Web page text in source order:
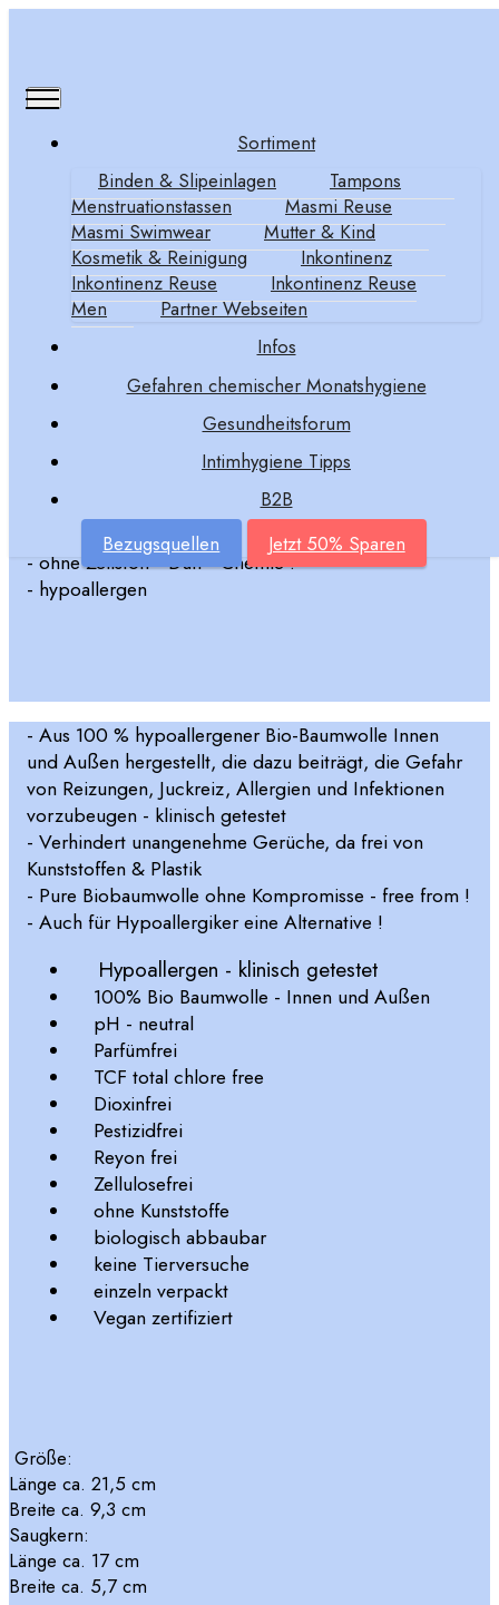
Sortiment
Binden & Slipeinlagen
Tampons
Menstruationstassen
Masmi Reuse
Masmi Swimwear
Mutter & Kind
Kosmetik & Reinigung
Inkontinenz
Inkontinenz Reuse
Inkontinenz Reuse
Men
Partner Webseiten
Infos
Gefahren chemischer Monatshygiene
Gesundheitsforum
Intimhygiene Tipps
B2B
Bezugsquellen
Jetzt 50% Sparen
Bio Binden Ultra Nacht
Girls No. 3
- entwickelt für Mädchen & junge Frauen
- bei mittlerer Regelblutung
- Hinten 50% länger, im Verhältnis zu vorne, mit
Seitenflügel
- für einen verbesserten Auslaufschutz in der Nacht
- mit Auslaufschutz durch Seitenflügel
zertifizierte Biobaumwolle (GOTS)
- ohne Zellstoff - Duft - Chemie !
- hypoallergen
- Aus 100 % hypoallergener Bio-Baumwolle Innen
und Außen hergestellt, die dazu beiträgt, die Gefahr
von Reizungen, Juckreiz, Allergien und Infektionen
vorzubeugen - klinisch getestet
- Verhindert unangenehme Gerüche, da frei von
Kunststoffen & Plastik
- Pure Biobaumwolle ohne Kompromisse - free from !
- Auch für Hypoallergiker eine Alternative !
Hypoallergen - klinisch getestet
100% Bio Baumwolle - Innen und Außen
pH - neutral
Parfümfrei
TCF total chlore free
Dioxinfrei
Pestizidfrei
Reyon frei
Zellulosefrei
ohne Kunststoffe
biologisch abbaubar
keine Tierversuche
einzeln verpackt
Vegan zertifiziert
Größe:
Länge ca. 21,5 cm
Breite ca. 9,3 cm
Saugkern:
Länge ca. 17 cm
Breite ca. 5,7 cm